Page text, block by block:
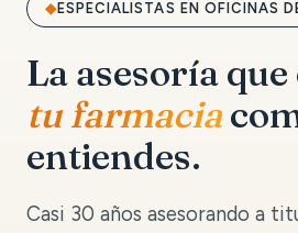
ESPECIALISTAS EN OFICINAS
La asesoría
tu farmacia
entiendes.
Casi 30 años asesorando a